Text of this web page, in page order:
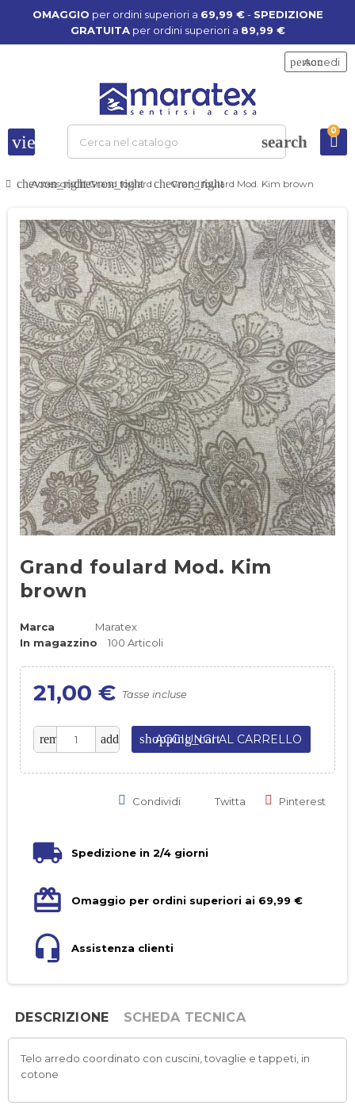
OMAGGIO per ordini superiori a 69,99 €- SPEDIZIONE
GRATUITAper ordini superiori a 89,99 €
view_headline search
person
Accedi
0
chevron_right
Accessorichevron_right
Grand foulard chevron_right
Grand foulard Mod. Kim brown
Grand foulard Mod. Kim
brown
Marca
Maratex
In magazzino
100 Articoli
21,00 € Tasse incluse
remove add shopping_cart
AGGIUNGI AL CARRELLO
Condividi Twitta Pinterest
Spedizione in 2/4 giorni
Omaggio per ordini superiori ai 69,99 €
Assistenza clienti
DESCRIZIONE SCHEDA TECNICA
Telo arredo coordinato con cuscini, tovaglie e tappeti, in
cotone